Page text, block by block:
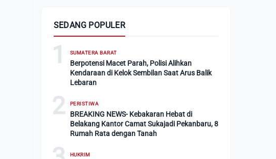
SEDANG POPULER
1 SUMATERA BARAT
Berpotensi Macet Parah, Polisi Alihkan
Kendaraan di Kelok Sembilan Saat Arus Balik
Lebaran
2 PERISTIWA
BREAKING NEWS- Kebakaran Hebat di
Belakang Kantor Camat Sukajadi Pekanbaru, 8
Rumah Rata dengan Tanah
HUKRIM